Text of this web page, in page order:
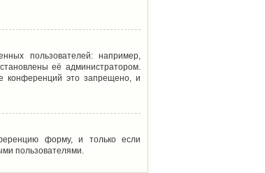
пользователей: например,
её администратором.
конференций это запрещено, и
форму, и только если
пользователями.